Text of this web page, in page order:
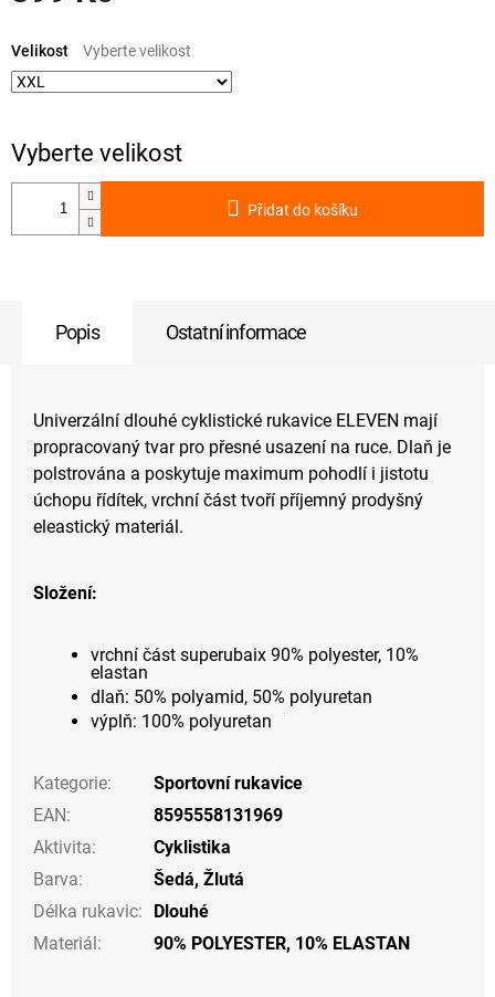
cena:
Velikost
Přidat do košíku
Popis Ostatní informace
Univerzální dlouhé cyklistické rukavice ELEVEN mají
propracovaný tvar pro přesné usazení na ruce. Dlaň je
polstrována a poskytuje maximum pohodlí i jistotu
úchopu řídítek, vrchní část tvoří příjemný prodyšný
eleastický materiál.
Složení:
vrchní část superubaix 90% polyester, 10%
elastan
dlaň: 50% polyamid, 50% polyuretan
výplň: 100% polyuretan
Kategorie:
Sportovní rukavice
EAN:
8595558131969
Aktivita:
Cyklistika
Barva: Šedá, Žlutá
Délka rukavic:
Dlouhé
Materiál: 90% POLYESTER, 10% ELASTAN